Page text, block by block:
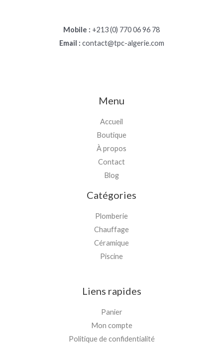
Mobile : +213 (0) 770 06 96 78
Email : contact@tpc-algerie.com
Menu
Accueil
Boutique
À propos
Contact
Blog
Catégories
Plomberie
Chauffage
Céramique
Piscine
Liens rapides
Panier
Mon compte
Politique de confidentialité